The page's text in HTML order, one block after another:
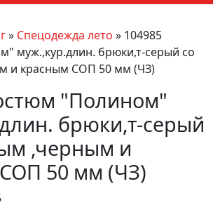
» Спецодежда лето » 104985
муж.,кур.длин. брюки,т-серый со
и красным СОП 50 мм (ЧЗ)
"Полином"
брюки,т-серый
,черным и
50 мм (ЧЗ)